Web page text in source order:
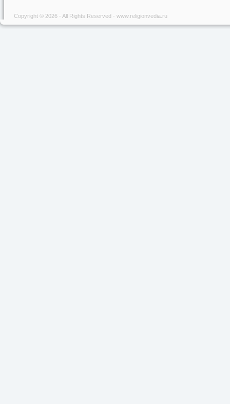
Copyright © 2026 - All Rights Reserved - www.religionvedia.ru